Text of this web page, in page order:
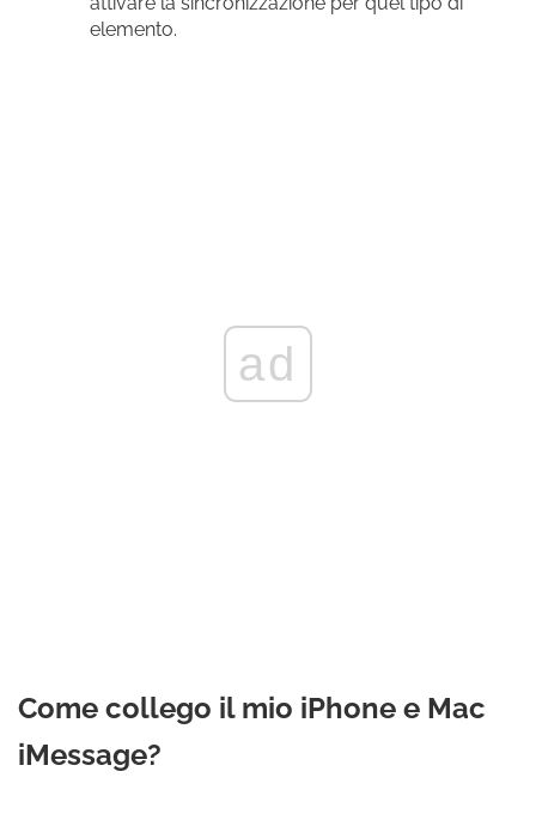
elemento.
ad
Come collego il mio iPhone e Mac
iMessage?